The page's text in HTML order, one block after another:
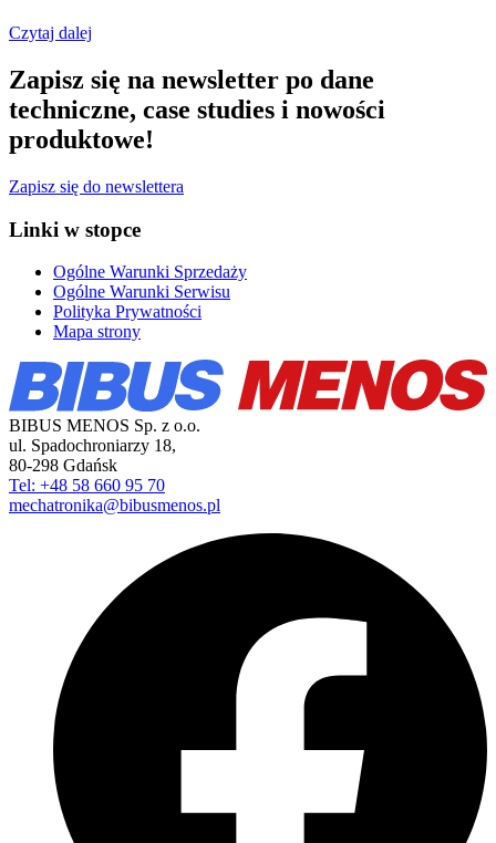
Czytaj dalej
Zapisz się na newsletter po dane
techniczne, case studies i nowości
produktowe!
Zapisz się do newslettera
Linki w stopce
Ogólne Warunki Sprzedaży
Ogólne Warunki Serwisu
Polityka Prywatności
Mapa strony
BIBUS MENOS Sp. z o.o.
ul. Spadochroniarzy 18,
80-298 Gdańsk
Tel: +48 58 660 95 70
mechatronika@bibusmenos.pl